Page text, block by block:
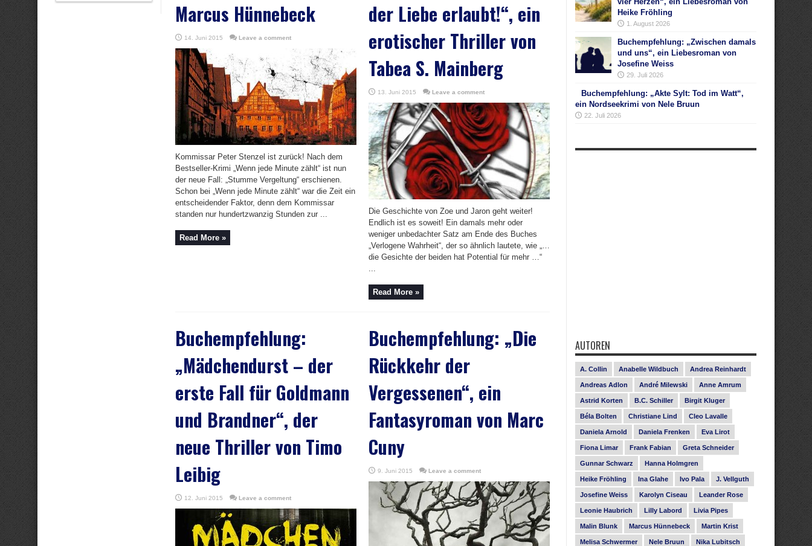
Marcus Hünnebeck
14. Juni 2015 Leave a comment
Kommissar Peter Stenzel ist zurück! Nach dem
Bestseller-Krimi „Wenn jede Minute zählt“ ist nun
der neue Fall: „Stumme Vergeltung“ erschienen.
Schon bei „Wenn jede Minute zählt“ war die Zeit ein
entscheidender Faktor, denn dem Kommissar
standen nur hundertzwanzig Stunden zur ...
Read More »
der Liebe erlaubt!“, ein
erotischer Thriller von
Tabea S. Mainberg
13. Juni 2015 Leave a comment
Die Geschichte von Zoe und Jaron geht weiter!
Endlich ist es soweit! Ein damals mehr oder
weniger unbedachter Satz am Ende des Buches
„Verlogene Wahrheit“, der so ähnlich lautete, wie „…
die Gesichte der beiden hat Potential für mehr …“
...
Read More »
Buchempfehlung:
„Mädchendurst – der
erste Fall für Goldmann
und Brandner“, der
neue Thriller von Timo
Leibig
12. Juni 2015 Leave a comment
Buchempfehlung: „Die
Rückkehr der
Vergessenen“, ein
Fantasyroman von Marc
Cuny
9. Juni 2015 Leave a comment
Heike Fröhling
1. August 2026
Buchempfehlung: „Zwischen damals
und uns“, ein Liebesroman von
Josefine Weiss
29. Juli 2026
Buchempfehlung: „Akte Sylt: Tod im Watt“,
ein Nordseekrimi von Nele Bruun
22. Juli 2026
AUTOREN
A. Collin Anabelle Wildbuch Andrea Reinhardt
Andreas Adlon André Milewski Anne Amrum
Astrid Korten B.C. Schiller Birgit Kluger
Béla Bolten Christiane Lind Cleo Lavalle
Daniela Arnold Daniela Frenken Eva Lirot
Fiona Limar Frank Fabian Greta Schneider
Gunnar Schwarz Hanna Holmgren
Heike Fröhling Ina Glahe Ivo Pala J. Vellguth
Josefine Weiss Karolyn Ciseau Leander Rose
Leonie Haubrich Lilly Labord Livia Pipes
Malin Blunk Marcus Hünnebeck Martin Krist
Melisa Schwermer Nele Bruun Nika Lubitsch